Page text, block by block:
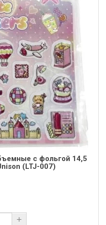
с фольгой 14,5
(LTJ-007)
+